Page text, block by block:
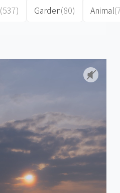
(537)
Garden(80)
Animal